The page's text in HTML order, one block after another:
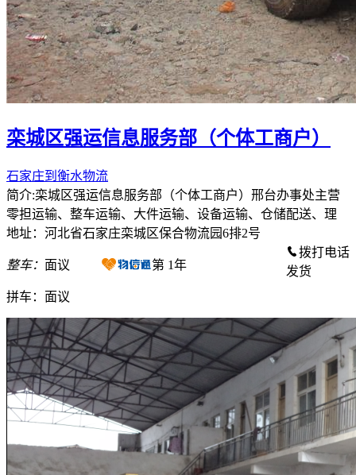
栾城区强运信息服务部（个体工商户）
石家庄到衡水物流
简介:栾城区强运信息服务部（个体工商户）邢台办事处主营
零担运输、整车运输、大件运输、设备运输、仓储配送、理
地址：河北省石家庄栾城区保合物流园6排2号
整车： 面议
拼车： 面议
第 1年
拨打电话
发货